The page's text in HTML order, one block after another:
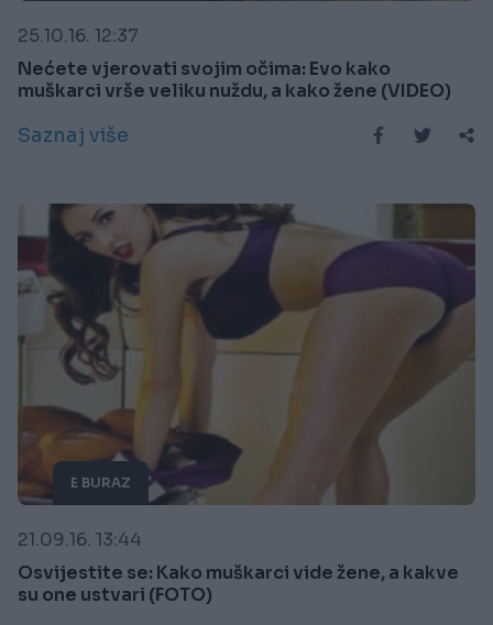
25.10.16. 12:37
Nećete vjerovati svojim očima: Evo kako
muškarci vrše veliku nuždu, a kako žene (VIDEO)
Saznaj više
E BURAZ
21.09.16. 13:44
Osvijestite se: Kako muškarci vide žene, a kakve
su one ustvari (FOTO)